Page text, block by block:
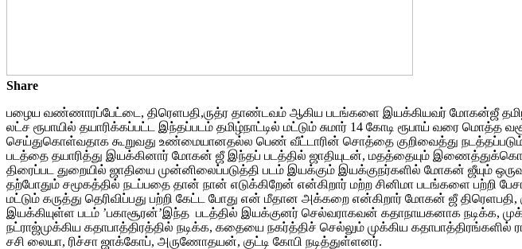
Share
பழைய வண்ணாரப்பேட்டை, திரெளபதி,ருத்ர தாண்டவம் ஆகிய படங்களை இயக்கியவர் மோகன்ஜீ தமிழ்
லட்ச ரூபாயில் தயாரிக்கப்பட்ட இந்தப்படம் தமிழ்நாட்டில் மட்டும் சுமார் 14 கோடி ரூபாய் வரை
செய்துகொள்வதாக கூறுவது உண்மையானதல்ல பெண் வீட்டாரின் சொத்தை குறிவைத்து நடத்தப்படும்
படத்தை தயாரித்து இயக்கினார் மோகன் ஜீ இந்தப் படத்தில் ஜாதியுடன், மதத்தையும்
திரைப்பட துறையில் ஜாதியை முன்னிலைப்படுத்தி படம் இயக்கும் இயக்குநர்களில் மோகன் ஜீயும்
தற்போதும் சமூகத்தில் நடப்பதை தான் நான் எடுக்கிறேன் என்கிறார் மற்ற சினிமா படங்களை பற்றி
மட்டும் கருத்து தெரிவிப்பது பற்றி கேட்ட போது என் மீதான அக்கறை என்கிறார் மோகன் ஜீ
இயக்கியுள்ள படம் ’பகாசூரன்’இந்த படத்தில் இயக்குனர் செல்வராகவன் கதாநாயகனாக நடிக்க, முக்கிய
நட்ராஜ்முக்கிய கதாபாத்திரத்தில் நடிக்க, கதையை நகர்த்திச் செல்லும் முக்கிய
சசி லையா, ரிச்சா ஜாக்கோப், அருணோதயன், குட்டி கோபி நடித்துள்ளனர்.